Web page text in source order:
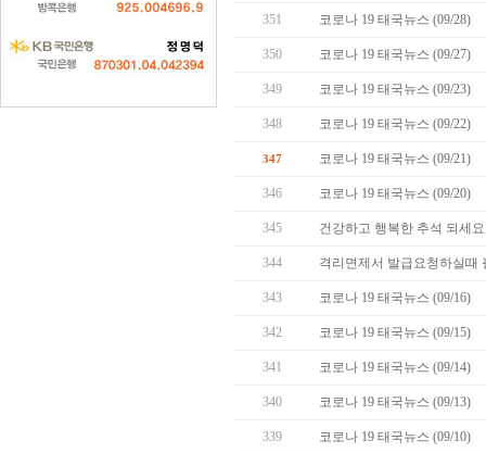
351 코로나 19 태국뉴스 (09/28)
350 코로나 19 태국뉴스 (09/27)
349 코로나 19 태국뉴스 (09/23)
348 코로나 19 태국뉴스 (09/22)
347 코로나 19 태국뉴스 (09/21)
346 코로나 19 태국뉴스 (09/20)
345 건강하고 행복한 추석 되세
344 격리면제서 발급요청하실때
343 코로나 19 태국뉴스 (09/16)
342 코로나 19 태국뉴스 (09/15)
341 코로나 19 태국뉴스 (09/14)
340 코로나 19 태국뉴스 (09/13)
339 코로나 19 태국뉴스 (09/10)